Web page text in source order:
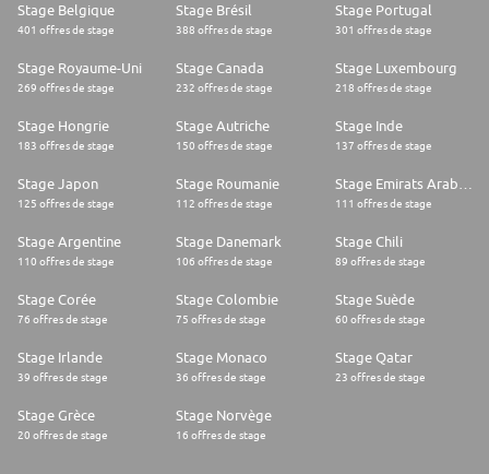
Stage Belgique
401 offres de stage
Stage Brésil
388 offres de stage
Stage Portugal
301 offres de stage
Stage Royaume-Uni
269 offres de stage
Stage Canada
232 offres de stage
Stage Luxembourg
218 offres de stage
Stage Hongrie
183 offres de stage
Stage Autriche
150 offres de stage
Stage Inde
137 offres de stage
Stage Japon
125 offres de stage
Stage Roumanie
112 offres de stage 111 offres de stage
Stage Argentine
110 offres de stage
Stage Danemark
106 offres de stage
Stage Chili
89 offres de stage
Stage Corée
76 offres de stage
Stage Colombie
75 offres de stage
Stage Suède
60 offres de stage
Stage Irlande
39 offres de stage
Stage Monaco
36 offres de stage
Stage Qatar
23 offres de stage
Stage Grèce
20 offres de stage
Stage Norvège
16 offres de stage